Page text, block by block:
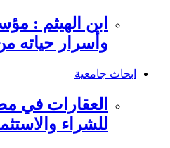
ابن الهيثم :
وأسرار حياته
ابحاث جامعية
للشراء